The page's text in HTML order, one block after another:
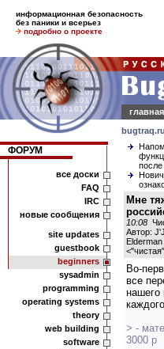
информационная безопасность
без паники и всерьез
подробно о проекте
главная
bugtraq.ru
ФОРУМ
все доски
FAQ
IRC
новые сообщения
site updates
guestbook
beginners
sysadmin
programming
operating systems
theory
web building
software
после
Мне
10:08
Автор:
Elderman
<
Во-
все
нашего
> -
3000 р